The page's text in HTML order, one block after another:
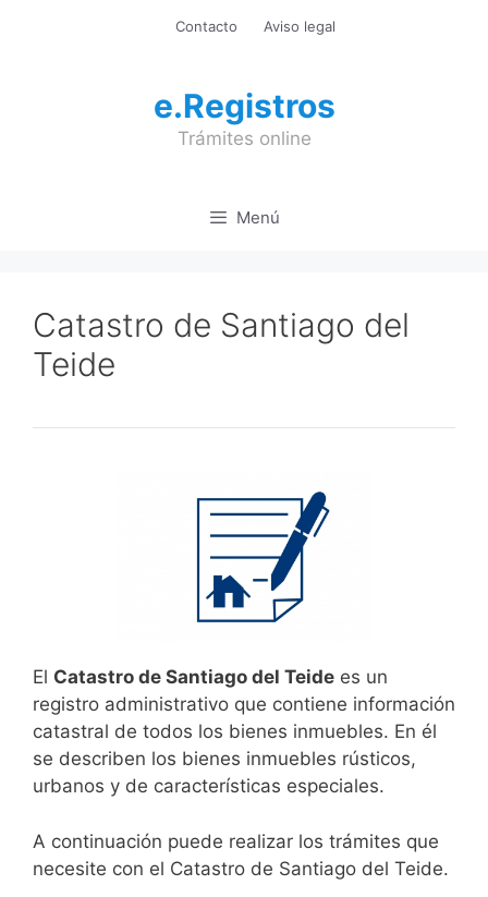
Contacto Aviso legal
e.Registros
Trámites online
Menú
Catastro de Santiago del
Teide
El Catastro de Santiago del Teide es un
registro administrativo que contiene información
catastral de todos los bienes inmuebles. En él
se describen los bienes inmuebles rústicos,
urbanos y de características especiales.
A continuación puede realizar los trámites que
necesite con el Catastro de Santiago del Teide.